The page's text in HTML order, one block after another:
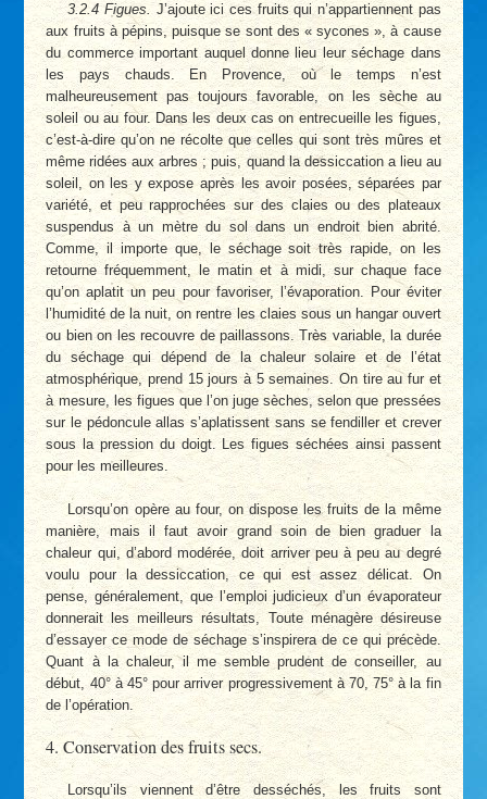
3.2.4 Figues. J’ajoute ici ces fruits qui n’appartiennent pas
aux fruits à pépins, puisque se sont des « sycones », à cause
du commerce important auquel donne lieu leur séchage dans
les pays chauds. En Provence, où le temps n’est
malheureusement pas toujours favorable, on les sèche au
soleil ou au four. Dans les deux cas on entrecueille les figues,
c’est-à-dire qu’on ne récolte que celles qui sont très mûres et
même ridées aux arbres ; puis, quand la dessiccation a lieu au
soleil, on les y expose après les avoir posées, séparées par
variété, et peu rapprochées sur des claies ou des plateaux
suspendus à un mètre du sol dans un endroit bien abrité.
Comme, il importe que, le séchage soit très rapide, on les
retourne fréquemment, le matin et à midi, sur chaque face
qu’on aplatit un peu pour favoriser, l’évaporation. Pour éviter
l’humidité de la nuit, on rentre les claies sous un hangar ouvert
ou bien on les recouvre de paillassons. Très variable, la durée
du séchage qui dépend de la chaleur solaire et de l’état
atmosphérique, prend 15 jours à 5 semaines. On tire au fur et
à mesure, les figues que l’on juge sèches, selon que pressées
sur le pédoncule allas s’aplatissent sans se fendiller et crever
sous la pression du doigt. Les figues séchées ainsi passent
pour les meilleures.
Lorsqu’on opère au four, on dispose les fruits de la même
manière, mais il faut avoir grand soin de bien graduer la
chaleur qui, d’abord modérée, doit arriver peu à peu au degré
voulu pour la dessiccation, ce qui est assez délicat. On
pense, généralement, que l’emploi judicieux d’un évaporateur
donnerait les meilleurs résultats, Toute ménagère désireuse
d’essayer ce mode de séchage s’inspirera de ce qui précède.
Quant à la chaleur, il me semble prudent de conseiller, au
début, 40° à 45° pour arriver progressivement à 70, 75° à la fin
de l’opération.
4. Conservation des fruits secs.
Lorsqu’ils viennent d’être desséchés, les fruits sont